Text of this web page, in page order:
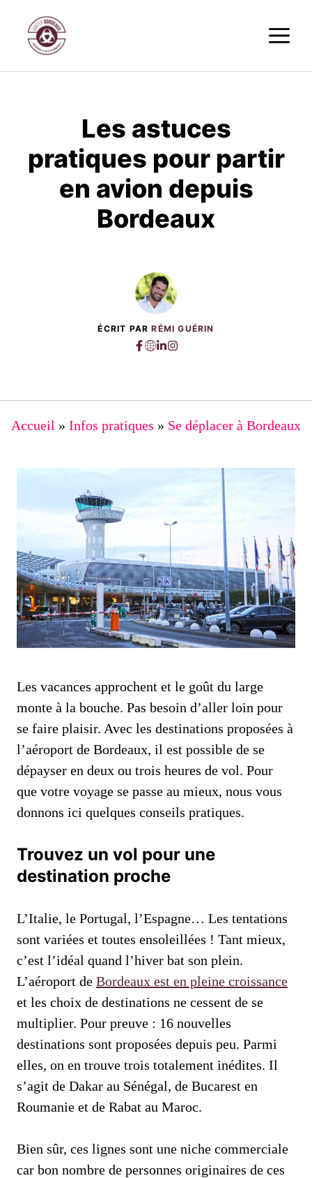
contenu
Les astuces
pratiques pour partir
en avion depuis
Bordeaux
ÉCRIT PARRÉMI GUÉRIN
Accueil » Infos pratiques » Se déplacer à Bordeaux
Les vacances approchent et le goût du large
monte à la bouche. Pas besoin d’aller loin pour
se faire plaisir. Avec les destinations proposées à
l’aéroport de Bordeaux, il est possible de se
dépayser en deux ou trois heures de vol. Pour
que votre voyage se passe au mieux, nous vous
donnons ici quelques conseils pratiques.
Trouvez un vol pour une
destination proche
L’Italie, le Portugal, l’Espagne… Les tentations
sont variées et toutes ensoleillées ! Tant mieux,
c’est l’idéal quand l’hiver bat son plein.
L’aéroport de Bordeaux est en pleine croissance
et les choix de destinations ne cessent de se
multiplier. Pour preuve : 16 nouvelles
destinations sont proposées depuis peu. Parmi
elles, on en trouve trois totalement inédites. Il
s’agit de Dakar au Sénégal, de Bucarest en
Roumanie et de Rabat au Maroc.
Bien sûr, ces lignes sont une niche commerciale
car bon nombre de personnes originaires de ces